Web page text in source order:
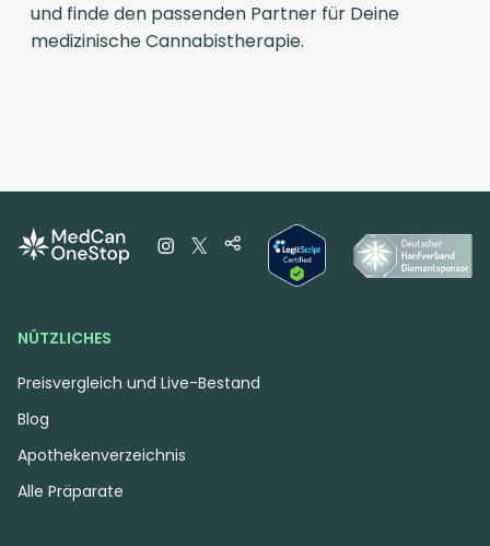
und finde den passenden Partner für Deine
medizinische Cannabistherapie.
NÜTZLICHES
Preisvergleich und Live-Bestand
Blog
Apothekenverzeichnis
Alle Präparate